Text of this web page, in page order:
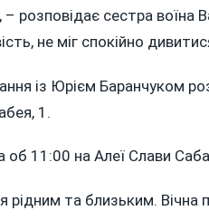
– розповідає сестра воїна
не міг спокійно
із Юрієм Баранчуком
1.
об 11:00 на Алеї Слави
рідним та близьким. Вічна